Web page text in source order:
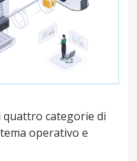
categorie di
operativo e